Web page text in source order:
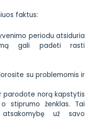
faktus:
periodu atsiduria
gali padėti rasti
su problemomis ir
parodote norą kapstytis
stiprumo ženklas. Tai
už savo